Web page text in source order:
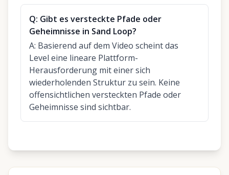
Q: Gibt es versteckte Pfade oder
Geheimnisse in Sand Loop?
A: Basierend auf dem Video scheint das
Level eine lineare Plattform-
Herausforderung mit einer sich
wiederholenden Struktur zu sein. Keine
offensichtlichen versteckten Pfade oder
Geheimnisse sind sichtbar.